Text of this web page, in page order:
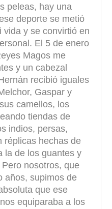
peleas, hay una
deporte se metió
vida y se convirtió en
El 5 de enero
Magos me
y un cabezal
recibió iguales
Gaspar y
camellos, los
tiendas de
indios, persas,
réplicas hechas de
la de los guantes y
nosotros, que
años, supimos de
que ese
equiparaba a los